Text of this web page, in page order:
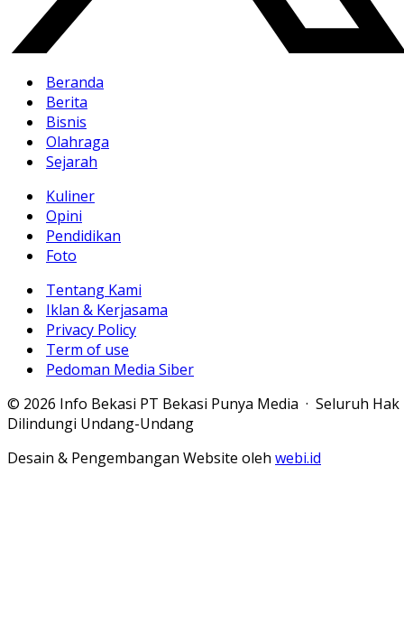
Beranda
Berita
Bisnis
Olahraga
Sejarah
Kuliner
Opini
Pendidikan
Foto
Tentang Kami
Iklan & Kerjasama
Privacy Policy
Term of use
Pedoman Media Siber
© 2026 Info Bekasi PT Bekasi Punya Media · Seluruh Hak
Dilindungi Undang-Undang
Desain & Pengembangan Website oleh webi.id